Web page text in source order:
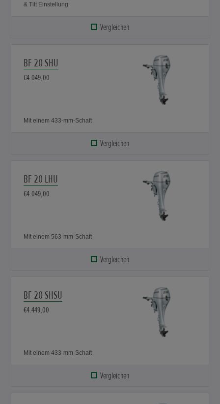
& Tilt Einstellung
Vergleichen
BF 20 SHU
€4.049,00
Mit einem 433-mm-Schaft
Vergleichen
BF 20 LHU
€4.049,00
Mit einem 563-mm-Schaft
Vergleichen
BF 20 SHSU
€4.449,00
Mit einem 433-mm-Schaft
Vergleichen